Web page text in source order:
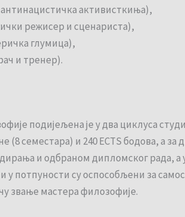
активисткиња),
режисер и сценариста),
глумица),
и тренер).
подијељена је у два циклуса
семестара) и 240 ЕСТS бодова, а
и одбраном дипломског рада,
потпуности су оспособљени за
звање мастера филозофије.